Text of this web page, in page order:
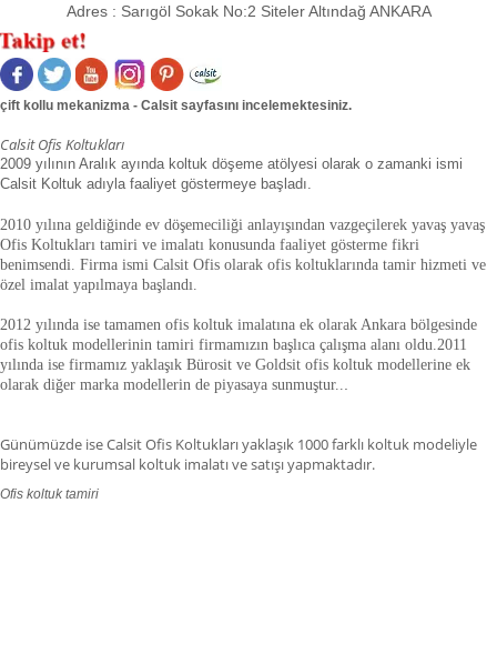
Adres : Sarıgöl Sokak No:2 Siteler Altındağ ANKARA
çift kollu mekanizma - Calsit sayfasını incelemektesiniz.
Calsit Ofis Koltukları
2009 yılının Aralık ayında koltuk döşeme atölyesi olarak o zamanki ismi
Calsit Koltuk adıyla faaliyet göstermeye başladı.
2010 yılına geldiğinde ev döşemeciliği anlayışından vazgeçilerek yavaş yavaş
Ofis Koltukları tamiri ve imalatı konusunda faaliyet gösterme fikri
benimsendi. Firma ismi Calsit Ofis olarak ofis koltuklarında tamir hizmeti ve
özel imalat yapılmaya başlandı.
2012 yılında ise tamamen ofis koltuk imalatına ek olarak Ankara bölgesinde
ofis koltuk modellerinin tamiri firmamızın başlıca çalışma alanı oldu. 2011
yılında ise firmamız yaklaşık Bürosit ve Goldsit ofis koltuk modellerine ek
olarak diğer marka modellerin de piyasaya sunmuştur.
Günümüzde ise Calsit Ofis Koltukları yaklaşık 1000 farklı koltuk modeliyle
bireysel ve kurumsal koltuk imalatı ve satışı yapmaktadır.
Ofis koltuk tamiri